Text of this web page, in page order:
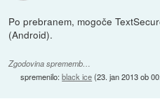
Po prebranem, mogoče
(Android).
Zgodovina sprememb…
spremenilo:black ice(23. jan 2013 ob